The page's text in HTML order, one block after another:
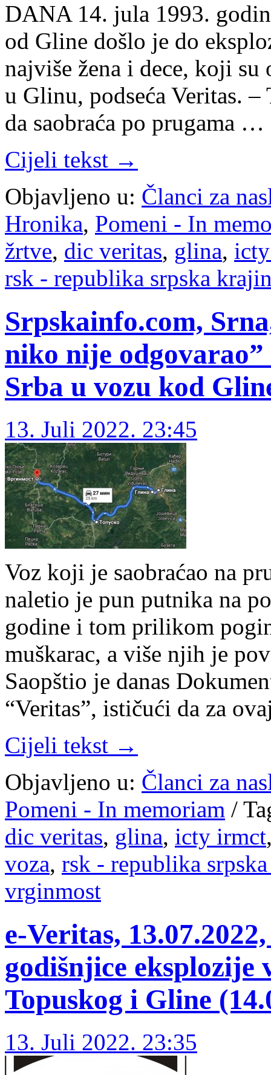
DANA 14. jula 1993.
od Gline došlo je do
najviše žena i dece, koji
u Glinu, podseća Veritas.
da saobraća po prugama …
Cijeli tekst →
Objavljeno u: Članci za
Hronika, Pomeni - In
žrtve, dic veritas, glina,
rsk - republika srpska
Srpskainfo.com,
niko nije
Srba u vozu kod
13. Juli 2022. 23:45
Voz koji je saobraćao na
naletio je pun putnika na
godine i tom prilikom
muškarac, a više njih je
Saopštio je danas
“Veritas”, ističući da za
Cijeli tekst →
Objavljeno u: Članci za
Pomeni - In memoriam /
dic veritas, glina, icty irmct
voza, rsk - republika
vrginmost
e-Veritas,
godišnjice eksplozije
Topuskog i Gline
13. Juli 2022. 23:35